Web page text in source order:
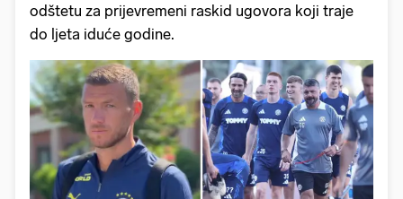
odštetu za prijevremeni raskid ugovora koji traje
do ljeta iduće godine.